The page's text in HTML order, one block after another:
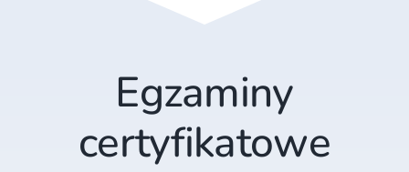
Egzaminy
certyfikatowe